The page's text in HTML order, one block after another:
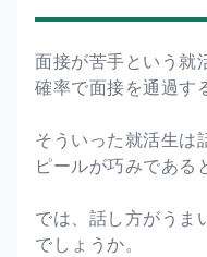
面接が苦手という就
確率で面接を通過す
そういった就活生は
ピールが巧みである
では、話し方がうま
でしょうか。